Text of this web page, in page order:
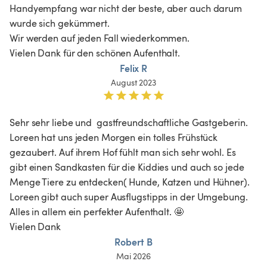
Handyempfang war nicht der beste, aber auch darum
wurde sich gekümmert.
Wir werden auf jeden Fall wiederkommen.
Vielen Dank für den schönen Aufenthalt.
Felix R
August 2023
Sehr sehr liebe und  gastfreundschaftliche Gastgeberin.
Loreen hat uns jeden Morgen ein tolles Frühstück
gezaubert. Auf ihrem Hof fühlt man sich sehr wohl. Es
gibt einen Sandkasten für die Kiddies und auch so jede
Menge Tiere zu entdecken( Hunde, Katzen und Hühner).
Loreen gibt auch super Ausflugstipps in der Umgebung.
Alles in allem ein perfekter Aufenthalt. 🤩
Vielen Dank
Robert B
Mai 2026